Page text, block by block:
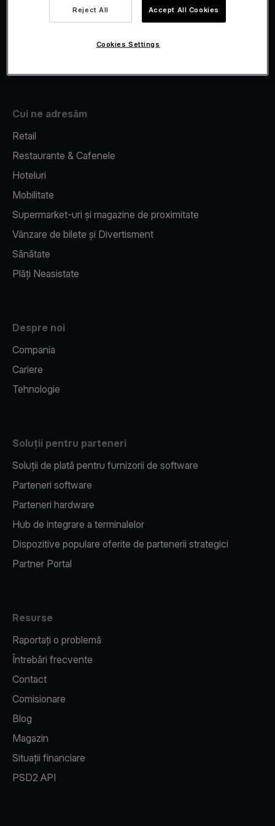
Fiscalizare
Cui ne adresăm
Retail
Restaurante & Cafenele
Hoteluri
Mobilitate
Supermarket-uri și magazine de proximitate
Vânzare de bilete și Divertisment
Sănătate
Plăți Neasistate
Despre noi
Compania
Cariere
Tehnologie
Soluții pentru parteneri
Soluții de plată pentru furnizorii de software
Parteneri software
Parteneri hardware
Hub de integrare a terminalelor
Dispozitive populare oferite de partenerii strategici
Partner Portal
Resurse
Raportați o problemă
Întrebări frecvente
Contact
Comisionare
Blog
Magazin
Situații financiare
PSD2 API
Reject All Accept All Cookies
Cookies Settings